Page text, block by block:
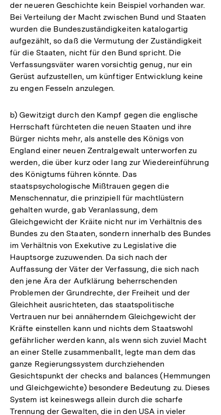
der neueren Geschichte kein Beispiel vorhanden war.
Bei Verteilung der Macht zwischen Bund und Staaten
wurden die Bundeszuständigkeiten katalogartig
aufgezählt, so daß die Vermutung der Zuständigkeit
für die Staaten, nicht für den Bund spricht. Die
Verfassungsväter waren vorsichtig genug, nur ein
Gerüst aufzustellen, um künftiger Entwicklung keine
zu engen Fesseln anzulegen.
b) Gewitzigt durch den Kampf gegen die englische
Herrschaft fürchteten die neuen Staaten und ihre
Bürger nichts mehr, als anstelle des Königs von
England einer neuen Zentralgewalt unterworfen zu
werden, die über kurz oder lang zur Wiedereinführung
des Königtums führen könnte. Das
staatspsychologische Mißtrauen gegen die
Menschennatur, die prinzipiell für machtlüstern
gehalten wurde, gab Veranlassung, dem
Gleichgewicht der Kräite nicht nur im Verhältnis des
Bundes zu den Staaten, sondern innerhalb des Bundes
im Verhältnis von Exekutive zu Legislative die
Hauptsorge zuzuwenden. Da sich nach der
Auffassung der Väter der Verfassung, die sich nach
den jene Ära der Aufklärung beherrschenden
Problemen der Grundrechte, der Freiheit und der
Gleichheit ausrichteten, das staatspolitische
Vertrauen nur bei annäherndem Gleichgewicht der
Kräfte einstellen kann und nichts dem Staatswohl
gefährlicher werden kann, als wenn sich zuviel Macht
an einer Stelle zusammenballt, legte man dem das
ganze Regierungssystem durchziehenden
Gesichtspunkt der checks and balances (Hemmungen
und Gleichgewichte) besondere Bedeutung zu. Dieses
System ist keineswegs allein durch die scharfe
Trennung der Gewalten, die in den USA in vieler